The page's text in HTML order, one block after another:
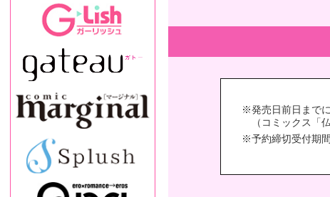
発売日前日まで
（コミックス「
予約締切受付期